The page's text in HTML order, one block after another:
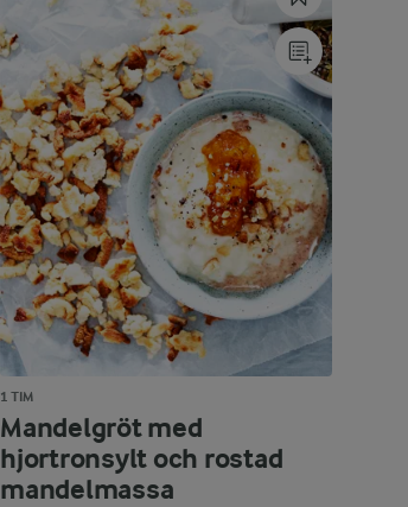
1 TIM
Mandelgröt med
hjortronsylt och rostad
mandelmassa